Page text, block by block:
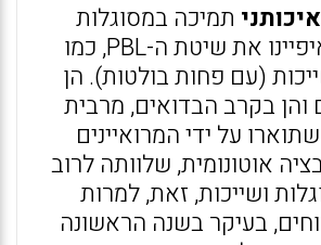
תמיכה במסוגלות
ובאוטונומיה איפיינו את שיטת ה-PBL, כמו
(עם פחות בולטות). הן
והן בקרב הבדואים, מרבית
קורסי ה-PBL שתוארו על ידי המרואיינים
אוטונומית, שלוותה לרוב
ושייכות, זאת, למרות
בעיקר בשנה הראשונה